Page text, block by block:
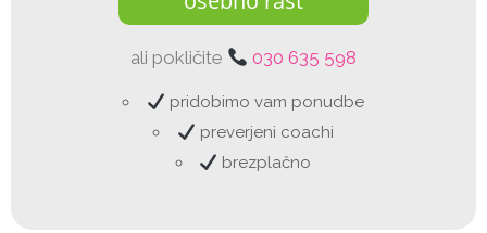
ali pokličite 030 635 598
pridobimo vam ponudbe
preverjeni coachi
brezplačno